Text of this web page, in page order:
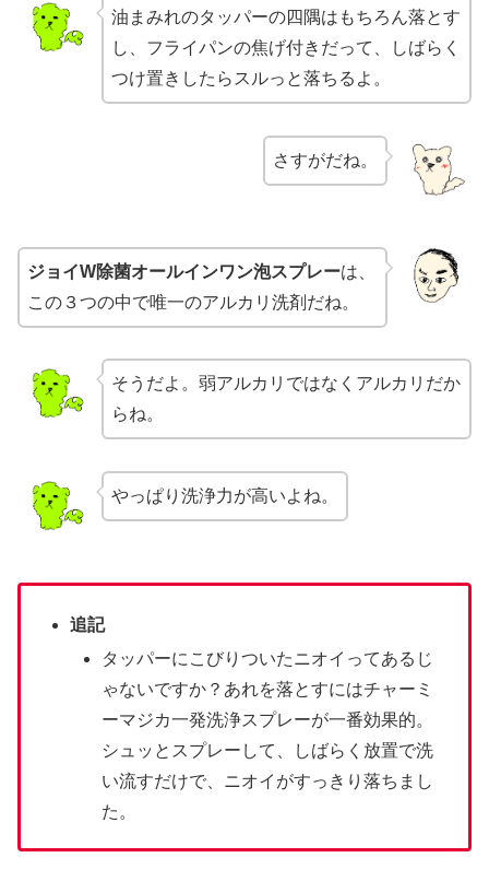
油まみれのタッパーの四隅はもちろん落とす
し、フライパンの焦げ付きだって、しばらく
つけ置きしたらスルっと落ちるよ。
さすがだね。
ジョイW除菌オールインワン泡スプレーは、
この３つの中で唯一のアルカリ洗剤だね。
そうだよ。弱アルカリではなくアルカリだか
らね。
やっぱり洗浄力が高いよね。
追記
タッパーにこびりついたニオイってあるじ
ゃないですか？あれを落とすにはチャーミ
ーマジカ一発洗浄スプレーが一番効果的。
シュッとスプレーして、しばらく放置で洗
い流すだけで、ニオイがすっきり落ちまし
た。